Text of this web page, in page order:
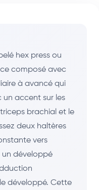
hex press ou
composé avec
à avancé qui
accent sur les
brachial et le
deux haltères
vers
un développé
développé. Cette